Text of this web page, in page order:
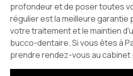
profondeur et de poser toutes
régulier est la meilleure garantie
votre traitement et le maintien
bucco-dentaire. Si vous êtes à
prendre rendez-vous au cabinet